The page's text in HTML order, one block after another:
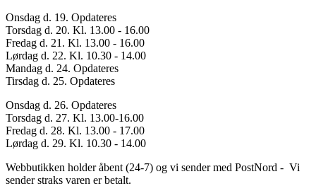
Onsdag d. 19. Opdateres
Torsdag d. 20. Kl. 13.00 - 16.00
Fredag d. 21. Kl. 13.00 - 16.00
Lørdag d. 22. Kl. 10.30 - 14.00
Mandag d. 24. Opdateres
Tirsdag d. 25. Opdateres
Onsdag d. 26. Opdateres
Torsdag d. 27. Kl. 13.00-16.00
Fredag d. 28. Kl. 13.00 - 17.00
Lørdag d. 29. Kl. 10.30 - 14.00
Webbutikken holder åbent (24-7) og vi sender med PostNord - Vi
sender straks varen er betalt.